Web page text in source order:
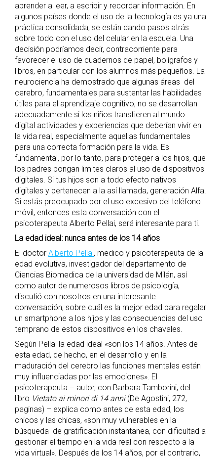
aprender a leer, a escribir y recordar información. En
algunos países donde el uso de la tecnología es ya una
práctica consolidada, se están dando pasos atrás
sobre todo con el uso del celular en la escuela. Una
decisión podríamos decir, contracorriente para
favorecer el uso de cuadernos de papel, bolígrafos y
libros, en particular con los alumnos más pequeños. La
neurociencia ha demostrado que algunas áreas del
cerebro, fundamentales para sustentar las habilidades
útiles para el aprendizaje cognitivo, no se desarrollan
adecuadamente si los niños transfieren al mundo
digital actividades y experiencias que deberían vivir en
la vida real, especialmente aquellas fundamentales
para una correcta formación para la vida. Es
fundamental, por lo tanto, para proteger a los hijos, que
los padres pongan limites claros al uso de dispositivos
digitales. Si tus hijos son a todo efecto nativos
digitales y pertenecen a la así llamada, generación Alfa.
Si estás preocupado por el uso excesivo del teléfono
móvil, entonces esta conversación con el
psicoterapeuta Alberto Pellai, será interesante para ti.
La edad ideal: nunca antes de los 14 años
El doctor Alberto Pellai, medico y psicoterapeuta de la
edad evolutiva, investigador del departamento de
Ciencias Biomedica de la universidad de Milán, así
como autor de numerosos libros de psicología,
discutió con nosotros en una interesante
conversación, sobre cuál es la mejor edad para regalar
un smartphone a los hijos y las consecuencias del uso
temprano de estos dispositivos en los chavales.
Según Pellai la edad ideal «son los 14 años. Antes de
esta edad, de hecho, en el desarrollo y en la
maduración del cerebro las funciones mentales están
muy influenciadas por las emociones». El
psicoterapeuta – autor, con Barbara Tamborini, del
libro Vietato ai minori di 14 anni(De Agostini, 272,
paginas) – explica como antes de esta edad, los
chicos y las chicas, «son muy vulnerables en la
búsqueda de gratificación instantanea, con dificultad a
gestionar el tiempo en la vida real con respecto a la
vida virtual». Después de los 14 años, por el contrario,